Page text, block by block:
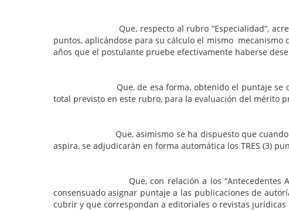
Que, respecto al rubro “Especialidad”, acreditada
puntos, aplicándose para su cálculo el mismo
años que el postulante pruebe efectivamente haberse
Que, de esa forma, obtenido el puntaje se calculará
total previsto en este rubro, para la evaluación del mérito
Que, asimismo se ha dispuesto que cuando en el
aspira, se adjudicarán en forma automática los TRES (3)
Que, con relación a los “Antecedentes
consensuado asignar puntaje a las publicaciones de
cubrir y que correspondan a editoriales o revistas jurídicas